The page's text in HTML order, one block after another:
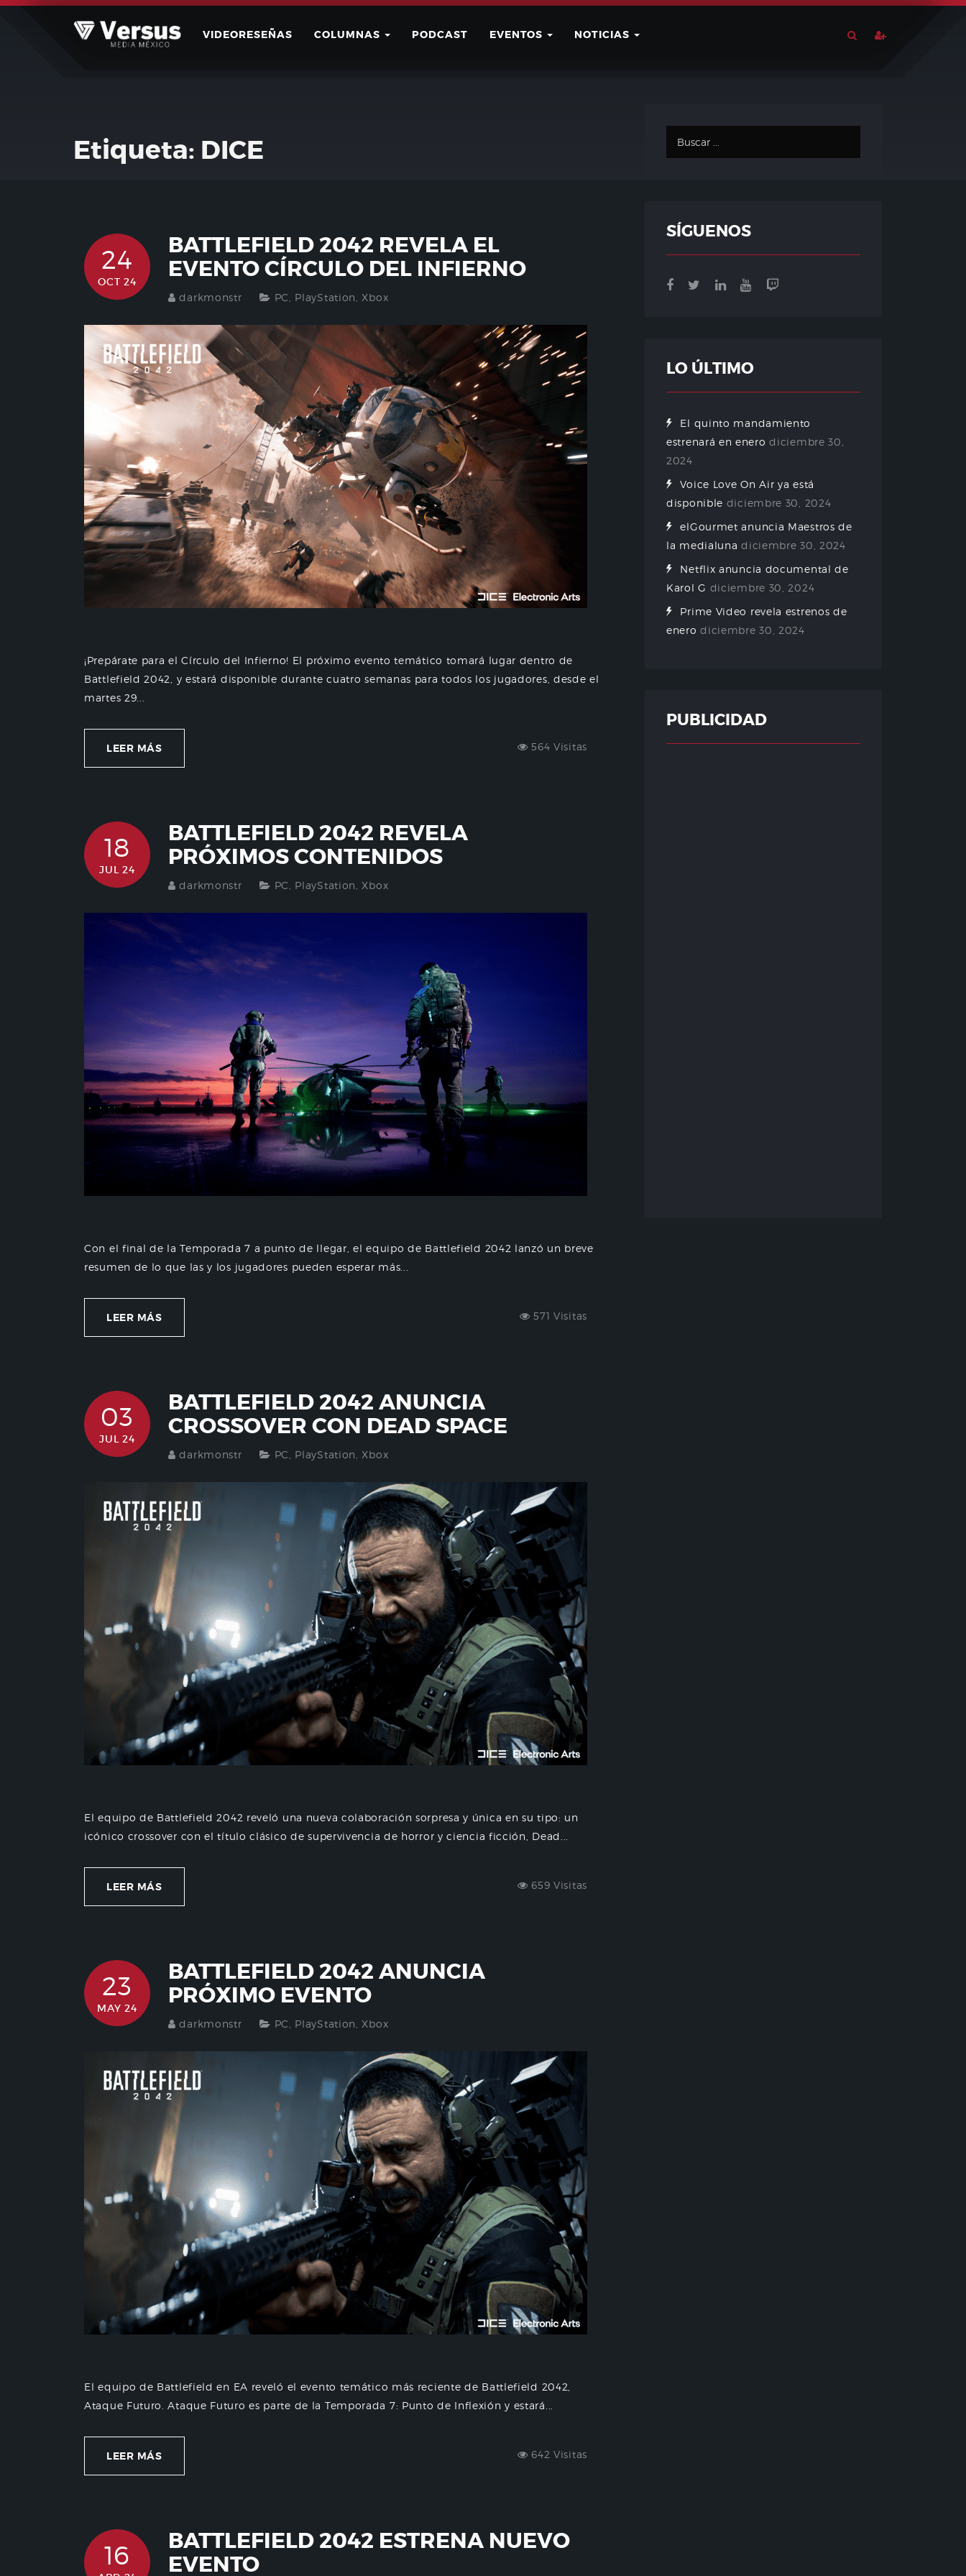
Skip
VIDEORESEÑAS COLUMNAS PODCAST EVENTOS NOTICIAS
Etiqueta: DICE
24
OCT 24
BATTLEFIELD 2042 REVELA EL
EVENTO CÍRCULO DEL INFIERNO
darkmonstr PC PlayStation Xbox
¡Prepárate para el Círculo del Infierno! El próximo evento temático tomará lugar dentro de
Battlefield 2042, y estará disponible durante cuatro semanas para todos los jugadores, desde el
martes 29...
LEER MÁS 564 Visitas
18
JUL 24
BATTLEFIELD 2042 REVELA
PRÓXIMOS CONTENIDOS
darkmonstr PC PlayStation Xbox
Con el final de la Temporada 7 a punto de llegar, el equipo de Battlefield 2042 lanzó un breve
resumen de lo que las y los jugadores pueden esperar más...
LEER MÁS 571 Visitas
03
JUL 24
BATTLEFIELD 2042 ANUNCIA
CROSSOVER CON DEAD SPACE
darkmonstr PC PlayStation Xbox
El equipo de Battlefield 2042 reveló una nueva colaboración sorpresa y única en su tipo: un
icónico crossover con el título clásico de supervivencia de horror y ciencia ficción, Dead...
LEER MÁS 659 Visitas
23
MAY 24
BATTLEFIELD 2042 ANUNCIA
PRÓXIMO EVENTO
darkmonstr PC PlayStation Xbox
El equipo de Battlefield en EA reveló el evento temático más reciente de Battlefield 2042,
Ataque Futuro. Ataque Futuro es parte de la Temporada 7: Punto de Inflexión y estará...
LEER MÁS 642 Visitas
16
BATTLEFIELD 2042 ESTRENA NUEVO
EVENTO
SÍGUENOS
LO ÚLTIMO
El quinto mandamiento
estrenará en enero diciembre 30,
2024
Voice Love On Air ya está
disponible diciembre 30, 2024
elGourmet anuncia Maestros de
la medialuna diciembre 30, 2024
Netflix anuncia documental de
Karol G diciembre 30, 2024
Prime Video revela estrenos de
enero diciembre 30, 2024
PUBLICIDAD